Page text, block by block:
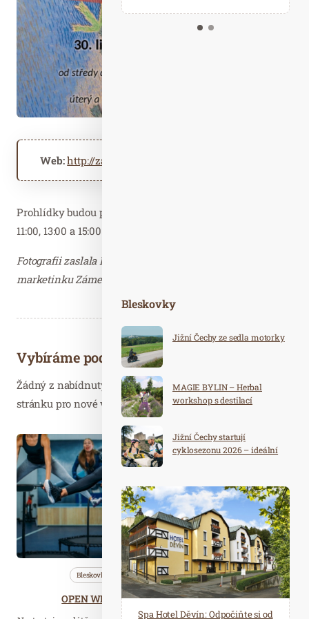
Kalendář událostí
Odebírejte náš newsletter
Web:http://zameknm.cz
Prohlídky budou probíhat v předpokládaných časech
11:00, 13:00 a 15:00 hod.
Fotografii zaslala Lucie Oubrechtová, referentka kultury a
marketinku Zámek Nové Město nad Metují.
Vybíráme podobné články
Žádný z nabídnutých článků vás nezajímá? Aktualizujte
stránku pro nové výsledky...
Bleskovky Nezařazené Wellness…
OPEN WEEK ve fitness Aquapalace Praha
2020
Bleskovky
Jižní Čechy ze sedla motorky
MAGIE BYLIN – Herbal
workshop s destilací
Jižní Čechy startují
cyklosezonu 2026 – ideální
Spa Hotel Děvín: Odpočiňte si od
Saunový ráj Holice: Odpočinek a